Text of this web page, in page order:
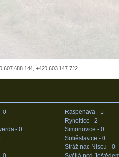
607 688 144, +420 603 147 722
0
- 0
0
Raspenava - 1
Rynoltice - 2
Šimonovice - 0
Soběslavice - 0
Stráž nad Nisou - 0
Světlá pod